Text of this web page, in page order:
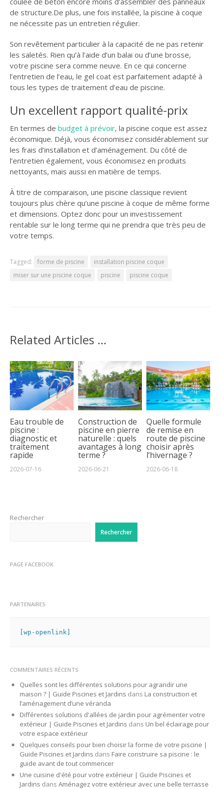
de structure.De plus, une fois installée, la piscine à coque
ne nécessite pas un entretien régulier.
Son revêtement particulier à la capacité de ne pas retenir
les saletés. Rien qu’à l’aide d’un balai ou d’une brosse,
votre piscine sera comme neuve. En ce qui concerne
l’entretien de l’eau, le gel coat est parfaitement adapté à
tous les types de traitement d’eau de piscine.
Un excellent rapport qualité-prix
En termes de budget à prévoir, la piscine coque est assez
économique. Déjà, vous économisez considérablement sur
les frais d’installation et d’aménagement. Du côté de
l’entretien également, vous économisez en produits
nettoyants, mais aussi en matière de temps.
À titre de comparaison, une piscine classique revient
toujours plus chère qu’une piscine à coque de même forme
et dimensions. Optez donc pour un investissement
rentable sur le long terme qui ne prendra que très peu de
votre temps.
Tagged: forme de piscine
installation piscine coque
miser sur une piscine coque
piscine piscine coque
Related Articles …
Eau trouble de
piscine :
diagnostic et
traitement
rapide
2026-07-16
Construction de
piscine en pierre
naturelle : quels
avantages à long
terme ?
2026-06-21
Quelle formule
de remise en
route de piscine
choisir après
l’hivernage ?
2026-06-18
Rechercher
Rechercher
PAGE FACEBOOK
PARTENAIRES
[wp-openlink]
COMMENTAIRES RÉCENTS
Quelles sont les différentes solutions pour agrandir une
maison ? | Guide Piscines et Jardins dans La construction et
l’aménagement d’une véranda
Différentes solutions d'allées de jardin pour agrémenter votre
extérieur | Guide Piscines et Jardins dans Un bel éclairage pour
votre espace extérieur
Quelques conseils pour bien choisir la forme de votre piscine |
Guide Piscines et Jardins dans Faire construire sa piscine : le
guide avant de tout commencer
Une cuisine d'été pour votre extérieur | Guide Piscines et
Jardins dans Aménagez votre extérieur avec une belle terrasse